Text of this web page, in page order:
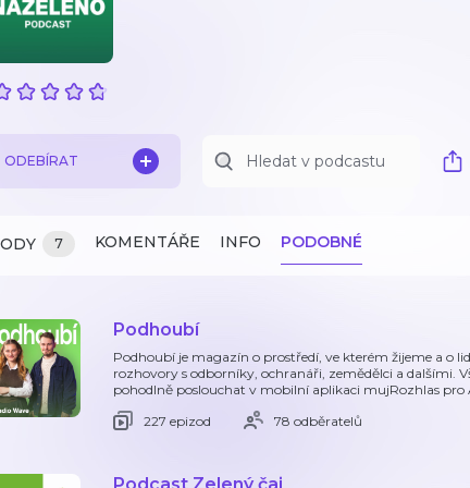
ODEBÍRAT
7 KOMENTÁŘE INFO PODOBNÉ
Podhoubí
Podhoubí je magazín o prostředí, ve kterém žijeme a o
rozhovory s odborníky, ochranáři, zemědělci a dalšími.
pohodlně poslouchat v mobilní aplikaci mujRozhlas pro
227 epizod
78 odběratelů